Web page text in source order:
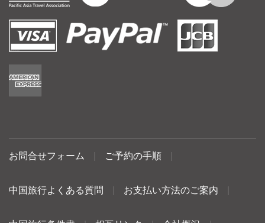
お問合せフォーム ご予約の手順
中国旅行よくある質問 お支払い方法のご案内